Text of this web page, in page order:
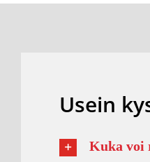
Usein
Kuka voi